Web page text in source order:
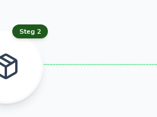
Steg 2